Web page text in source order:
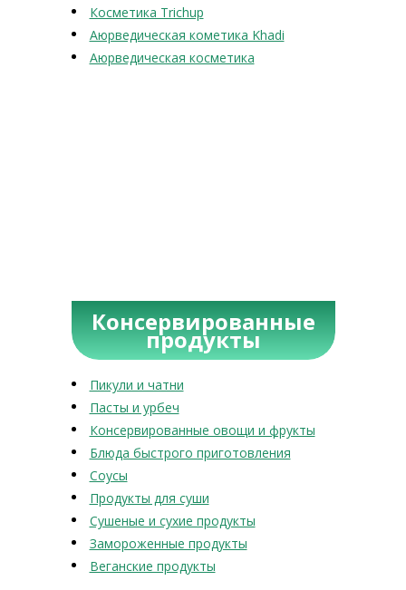
Косметика Trichup
Аюрведическая кометика Khadi
Аюрведическая косметика
Консервированные
продукты
Пикули и чатни
Пасты и урбеч
Консервированные овощи и фрукты
Блюда быстрого приготовления
Соусы
Продукты для суши
Сушеные и сухие продукты
Замороженные продукты
Веганские продукты